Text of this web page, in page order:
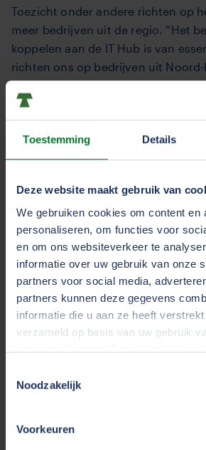
Toestemming Details
Deze website maakt gebruik van
We gebruiken cookies om content en
personaliseren, om functies voor
en om ons websiteverkeer te
informatie over uw gebruik van onze
partners voor social media,
partners kunnen deze gegevens
informatie die u aan ze heeft
verzameld op basis van uw gebruik
services. Door op 'Details' te klikken,
toestemming intrekken. Door op 'Alles
klikken, gaat u akkoord met het
Noodzakelijk
Voorkeuren
Toezicht onder andere richten op
meer bedrijven uit de regio. “Het
koppelen aan de IT Hub is van
richten ons op bedrijven uit
de studenten praktijkervaring op
Hub wordt op deze manier een
iedereen met een IT-hart”.
De Kruijff kijkt uit naar de
naar de officiële start en
niveaus. IT is belangrijker en
is vanaf dag 1 in de stuurgroep van
vertegenwoordigd. We zitten met
prachtige locatie en zijn goed
wordt een dynamische en
business, kennis, innovatie, talent
samenkomen. Studenten gaan
analytics, artificial intelligence,
helpt de IT-Hub om bedrijven mee